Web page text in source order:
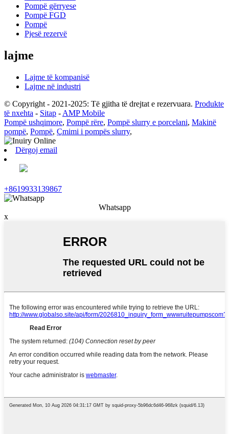
Pompë gërryese
Pompë FGD
Pompë
Pjesë rezervë
lajme
Lajme të kompanisë
Lajme në industri
© Copyright - 2021-2025: Të gjitha të drejtat e rezervuara. Produkte
të nxehta - Sitap - AMP Mobile
Pompë ushqimore, Pompë rëre, Pompë slurry e porcelani, Makinë
pompë, Pompë, Çmimi i pompës slurry,
Dërgoj email
+8619933139867
Whatsapp
x